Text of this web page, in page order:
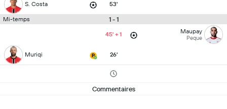
S. Costa 53'
Mi-temps 1 - 1
45' + 1 Maupay
Peque
Muriqi 26'
Commentaires